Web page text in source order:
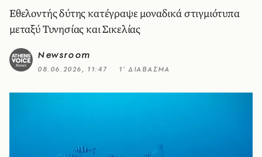
Εθελοντής δύτης κατέγραψε μοναδικά στιγμιότυπα
μεταξύ Τυνησίας και Σικελίας
Newsroom
08.06.2026, 11:47 1’ ΔΙΑΒΑΣΜΑ